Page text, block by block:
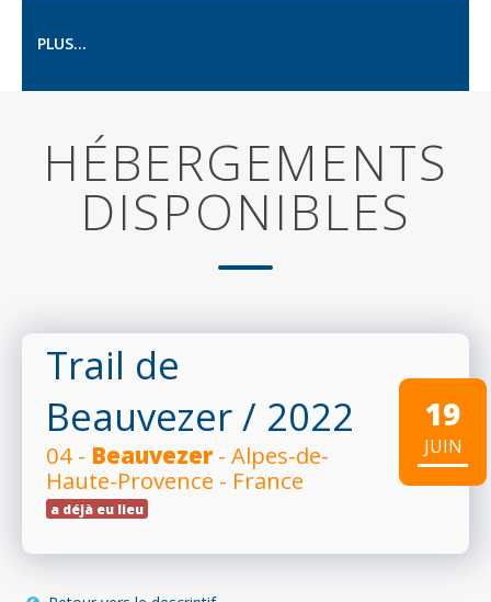
PLUS...
HÉBERGEMENTS
DISPONIBLES
Trail de
Beauvezer/ 2022
04 - Beauvezer - Alpes-de-
Haute-Provence - France
a déjà eu lieu
19
JUIN